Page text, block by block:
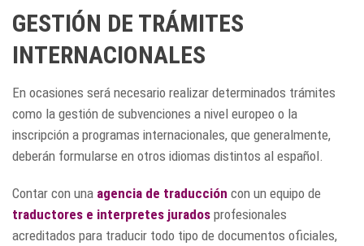
GESTIÓN DE TRÁMITES
INTERNACIONALES
En ocasiones será necesario realizar determinados trámites
como la gestión de subvenciones a nivel europeo o la
inscripción a programas internacionales, que generalmente,
deberán formularse en otros idiomas distintos al español.
Contar con una agencia de traducción con un equipo de
traductores e interpretes jurados profesionales
acreditados para traducir todo tipo de documentos oficiales,